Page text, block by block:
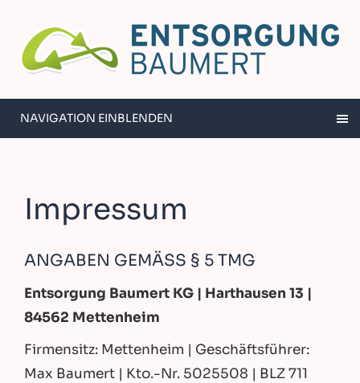
NAVIGATION EINBLENDEN
Impressum
ANGABEN GEMÄSS § 5 TMG
Entsorgung Baumert KG | Harthausen 13 |
84562 Mettenheim
Firmensitz: Mettenheim | Geschäftsführer:
Max Baumert | Kto.-Nr. 5025508 | BLZ 711